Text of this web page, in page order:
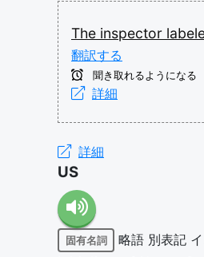
The inspector
翻訳する
聞き取れるようになる
詳細
詳細
US
固有名詞 略語 別表記